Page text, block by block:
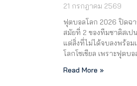
21 กรกฎาคม 2569
ฟุตบอลโลก 2026 ปิดฉ
สมัยที่ 2 ของทีมชาติสเ
แต่สิ่งที่ไม่ได้จบลงพร้อ
โลกโซเชียล เพราะฟุต
Read More »